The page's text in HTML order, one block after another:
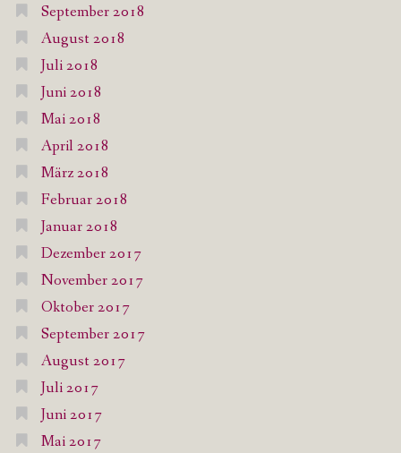
September 2018
August 2018
Juli 2018
Juni 2018
Mai 2018
April 2018
März 2018
Februar 2018
Januar 2018
Dezember 2017
November 2017
Oktober 2017
September 2017
August 2017
Juli 2017
Juni 2017
Mai 2017